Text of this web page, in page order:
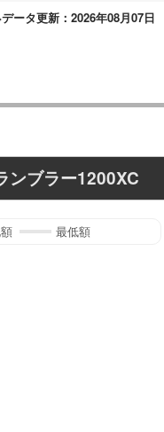
ータ更新：2026年08月07日
ンブラー1200XC
最低額